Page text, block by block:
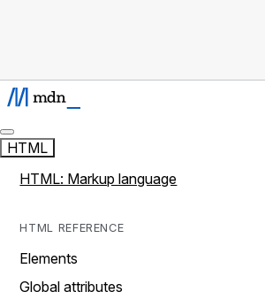
HTML
HTML: Markup language
HTML REFERENCE
Elements
Global attributes